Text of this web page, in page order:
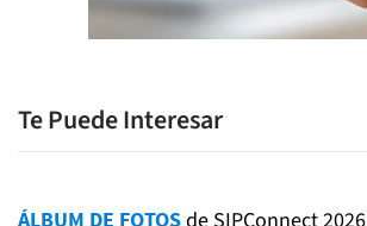
Te Puede Interesar
ÁLBUM DE FOTOS